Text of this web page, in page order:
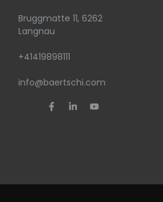
Bruggmatte 11, 6262
Langnau
+41419898111
info@baertschi.com